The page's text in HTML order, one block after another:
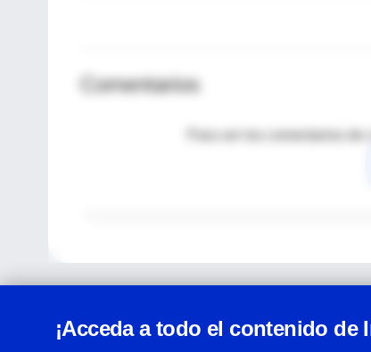
Comentarios
Para ver los comentarios
¡Acceda a todo el contenido de